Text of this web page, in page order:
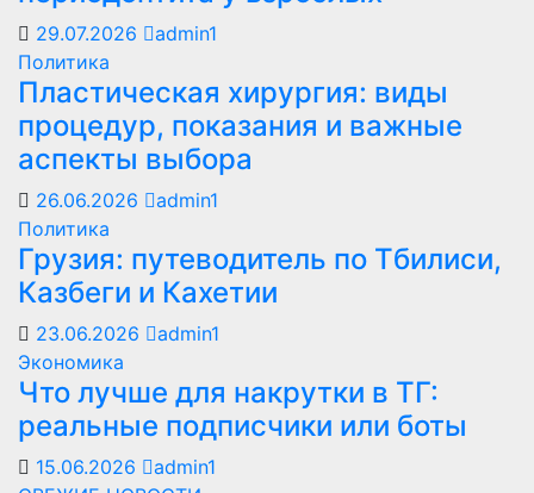
29.07.2026
admin1
Политика
Пластическая хирургия: виды
процедур, показания и важные
аспекты выбора
26.06.2026
admin1
Политика
Грузия: путеводитель по Тбилиси,
Казбеги и Кахетии
23.06.2026
admin1
Экономика
Что лучше для накрутки в ТГ:
реальные подписчики или боты
15.06.2026
admin1